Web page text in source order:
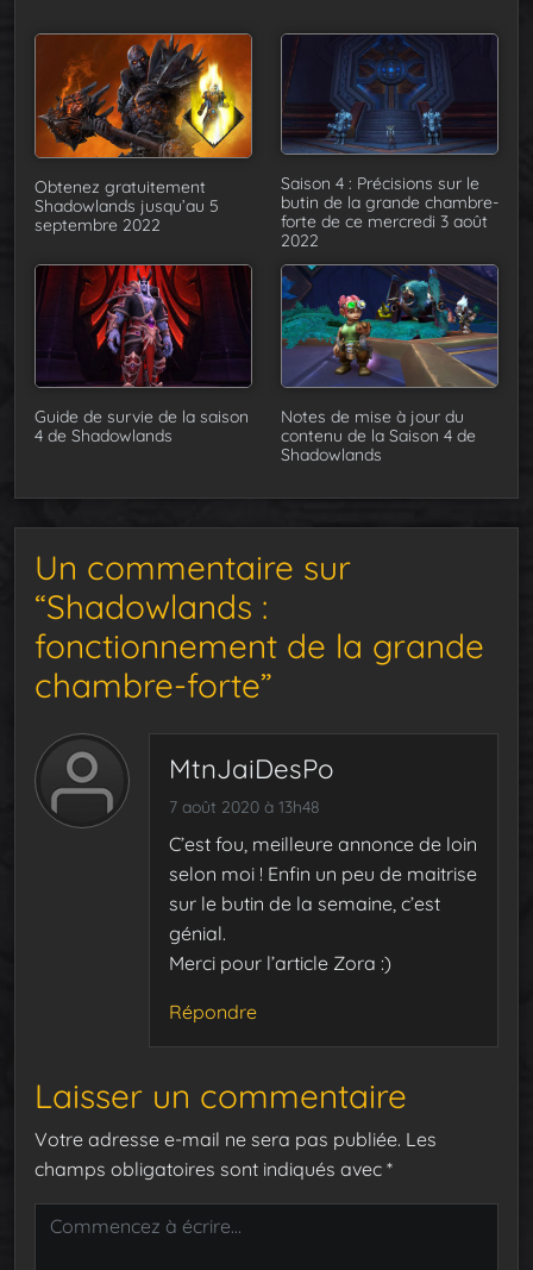
Obtenez gratuitement
Shadowlands jusqu’au 5
septembre 2022
Saison 4 : Précisions sur le
butin de la grande chambre-
forte de ce mercredi 3 août
2022
Guide de survie de la saison
4 de Shadowlands
Notes de mise à jour du
contenu de la Saison 4 de
Shadowlands
Un commentaire sur
“Shadowlands :
fonctionnement de la grande
chambre-forte”
MtnJaiDesPo
7 août 2020 à 13h48
C’est fou, meilleure annonce de loin
selon moi ! Enfin un peu de maitrise
sur le butin de la semaine, c’est
génial.
Merci pour l’article Zora :)
Répondre
Laisser un commentaire
Votre adresse e-mail ne sera pas publiée. Les
champs obligatoires sont indiqués avec *